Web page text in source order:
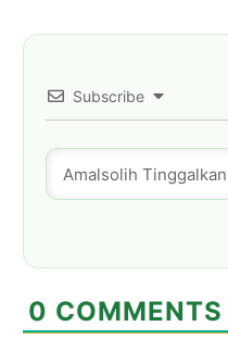
Subscribe
0 COMMENTS